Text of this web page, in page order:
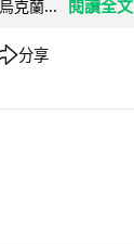
克蘭...
閱讀全文
分享